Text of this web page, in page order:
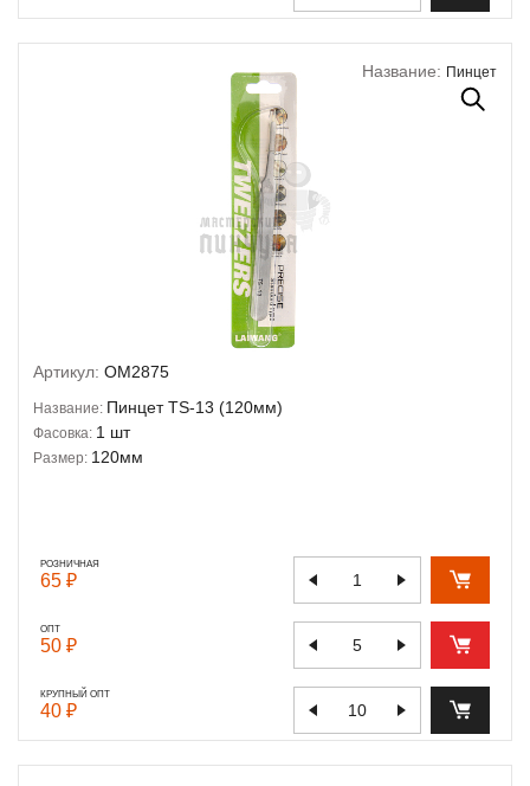
Название: Пинцет
Артикул: OM2875
Название: Пинцет TS-13 (120мм)
Фасовка: 1 шт
Размер: 120мм
РОЗНИЧНАЯ
65 ₽
ОПТ
50 ₽
КРУПНЫЙ ОПТ
40 ₽